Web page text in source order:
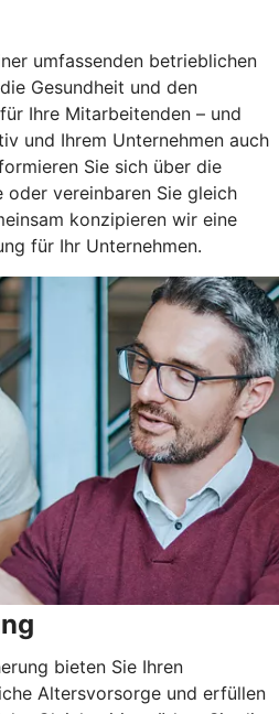
umfassenden betrieblichen
Gesundheit und den
Ihre Mitarbeitenden – und
und Ihrem Unternehmen auch
Sie sich über die
vereinbaren Sie gleich
konzipieren wir eine
für Ihr Unternehmen.
bieten Sie Ihren
Altersvorsorge und erfüllen